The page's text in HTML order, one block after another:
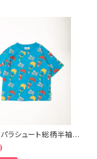
ラシュート総柄半袖T
ルー